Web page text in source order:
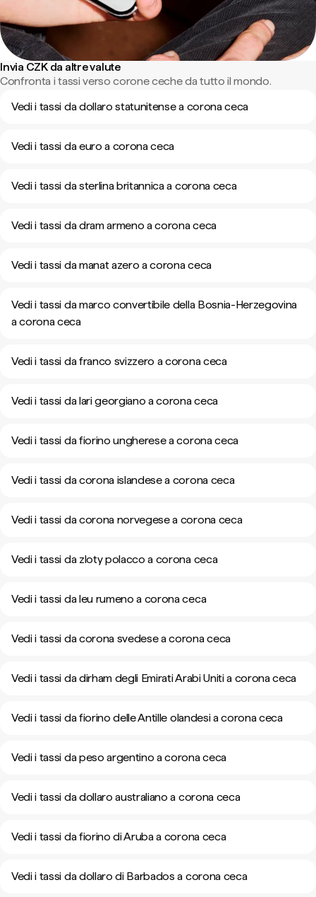
Invia CZK da altre valute
Confronta i tassi verso corone ceche da tutto il mondo.
Vedi i tassi da dollaro statunitense a corona ceca
Vedi i tassi da euro a corona ceca
Vedi i tassi da sterlina britannica a corona ceca
Vedi i tassi da dram armeno a corona ceca
Vedi i tassi da manat azero a corona ceca
Vedi i tassi da marco convertibile della Bosnia-Herzegovina
a corona ceca
Vedi i tassi da franco svizzero a corona ceca
Vedi i tassi da lari georgiano a corona ceca
Vedi i tassi da fiorino ungherese a corona ceca
Vedi i tassi da corona islandese a corona ceca
Vedi i tassi da corona norvegese a corona ceca
Vedi i tassi da zloty polacco a corona ceca
Vedi i tassi da leu rumeno a corona ceca
Vedi i tassi da corona svedese a corona ceca
Vedi i tassi da dirham degli Emirati Arabi Uniti a corona ceca
Vedi i tassi da fiorino delle Antille olandesi a corona ceca
Vedi i tassi da peso argentino a corona ceca
Vedi i tassi da dollaro australiano a corona ceca
Vedi i tassi da fiorino di Aruba a corona ceca
Vedi i tassi da dollaro di Barbados a corona ceca